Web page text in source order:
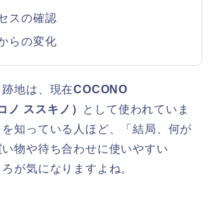
スの確認
らの変化
地は、現在COCONO
ノ ススキノ） として使われていま
知っている人ほど、「結局、何が
物や待ち合わせに使いやすい
が気になりますよね。